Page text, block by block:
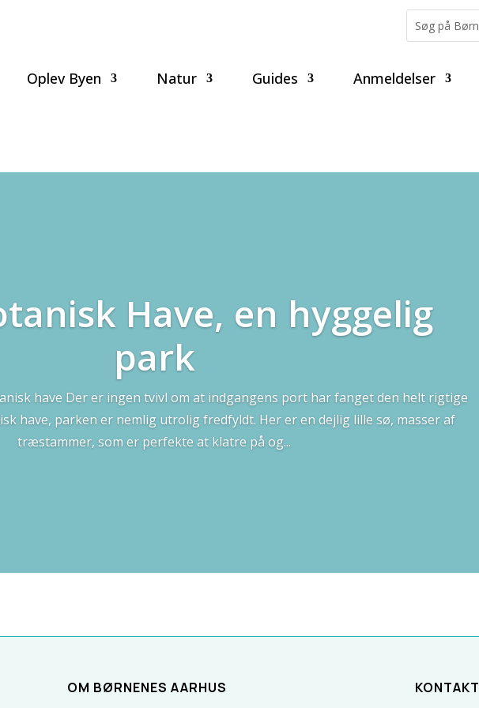
Oplev Byen Natur Guides Anmeldelser
Have, en hyggelig
park
have Der er ingen tvivl om at indgangens port har fanget den helt rigtige
have, parken er nemlig utrolig fredfyldt. Her er en dejlig lille sø, masser af
træstammer, som er perfekte at klatre på og...
OM BØRNENES AARHUS KONTAKT